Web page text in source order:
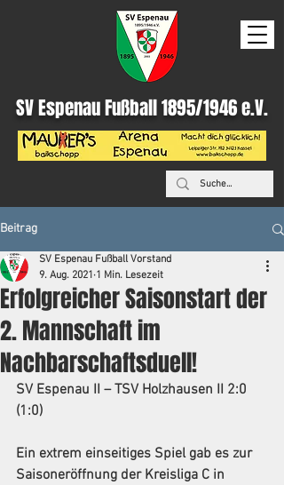
SV Espenau Fußball 1895/1946 e.V.
Beitrag
Erfolgreicher Saisonstart der
2. Mannschaft im
Nachbarschaftsduell!
SV Espenau Fußball Vorstand
9. Aug. 2021 1 Min. Lesezeit
SV Espenau II – TSV Holzhausen II 2:0
Ein extrem einseitiges Spiel gab es zur
Saisoneröffnung der Kreisliga C in